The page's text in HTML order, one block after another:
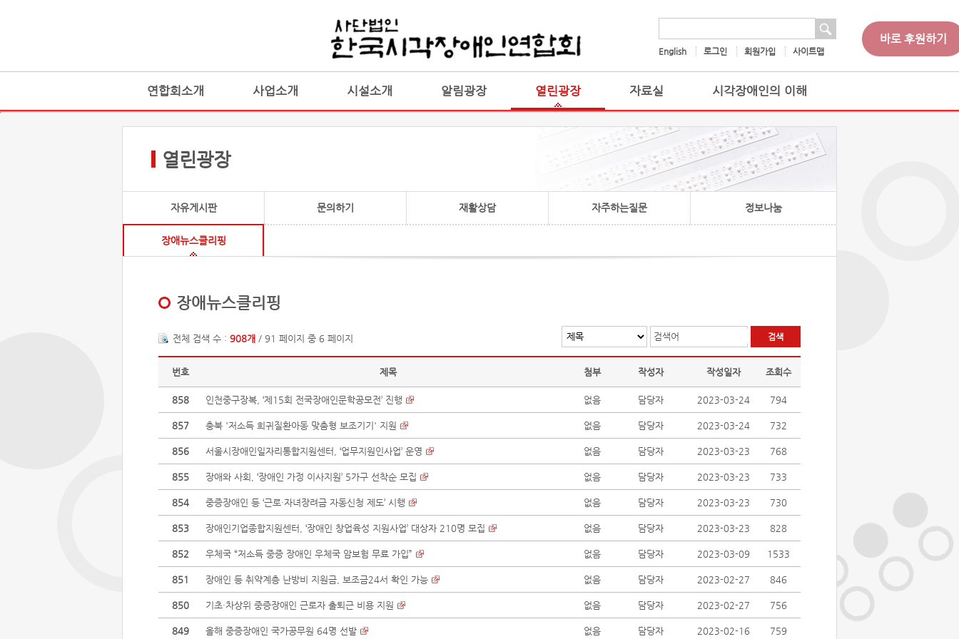
English 로그인 회원가입 사이트맵
바로 후원하기
연합회소개 사업소개 시설소개 알림광장 열린광장 자료실 시각장애인의 이해
열린광장
자유게시판 문의하기 재활상담 자주하는질문 정보나눔
장애뉴스클리핑
장애뉴스클리핑
검색어
전체 검색 수 : 908개 / 91 페이지 중 6 페이지
번호 제목 첨부 작성자 작성일자 조회수
858 인천중구장복, ‘제15회 전국장애인문학공모전’ 진행 없음 담당자 2023-03-24 794
857 충북 '저소득 희귀질환아동 맞춤형 보조기기' 지원 없음 담당자 2023-03-24 732
856 서울시장애인일자리통합지원센터, ‘업무지원인사업’ 운영 없음 담당자 2023-03-23 768
855 장애와 사회, ‘장애인 가정 이사지원’ 5가구 선착순 모집 없음 담당자 2023-03-23 733
854 중증장애인 등 ‘근로·자녀장려금 자동신청 제도’ 시행 없음 담당자 2023-03-23 730
853 장애인기업종합지원센터, ‘장애인 창업육성 지원사업’ 대상자 210명 모집 없음 담당자 2023-03-23 828
852 우체국 “저소득 중증 장애인 우체국 암보험 무료 가입” 없음 담당자 2023-03-09 1533
851 장애인 등 취약계층 난방비 지원금, 보조금24서 확인 가능 없음 담당자 2023-02-27 846
850 기초·차상위 중증장애인 근로자 출퇴근 비용 지원 없음 담당자 2023-02-27 756
849 올해 중증장애인 국가공무원 64명 선발 없음 담당자 2023-02-16 759